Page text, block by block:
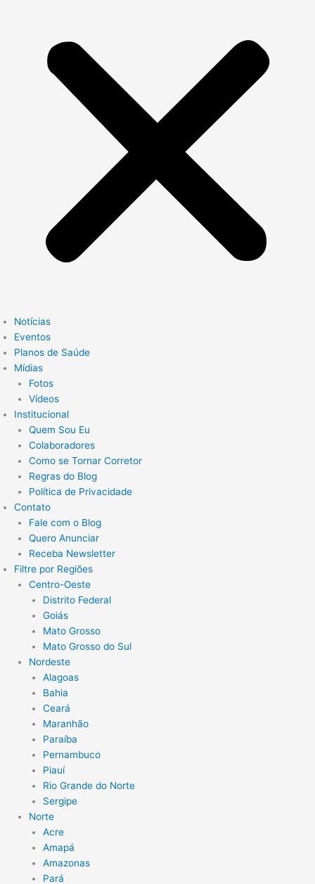
Notícias
Eventos
Planos de Saúde
Mídias
Fotos
Vídeos
Institucional
Quem Sou Eu
Colaboradores
Como se Tornar Corretor
Regras do Blog
Política de Privacidade
Contato
Fale com o Blog
Quero Anunciar
Receba Newsletter
Filtre por Regiões
Centro-Oeste
Distrito Federal
Goiás
Mato Grosso
Mato Grosso do Sul
Nordeste
Alagoas
Bahia
Ceará
Maranhão
Paraíba
Pernambuco
Piauí
Rio Grande do Norte
Sergipe
Norte
Acre
Amapá
Amazonas
Pará